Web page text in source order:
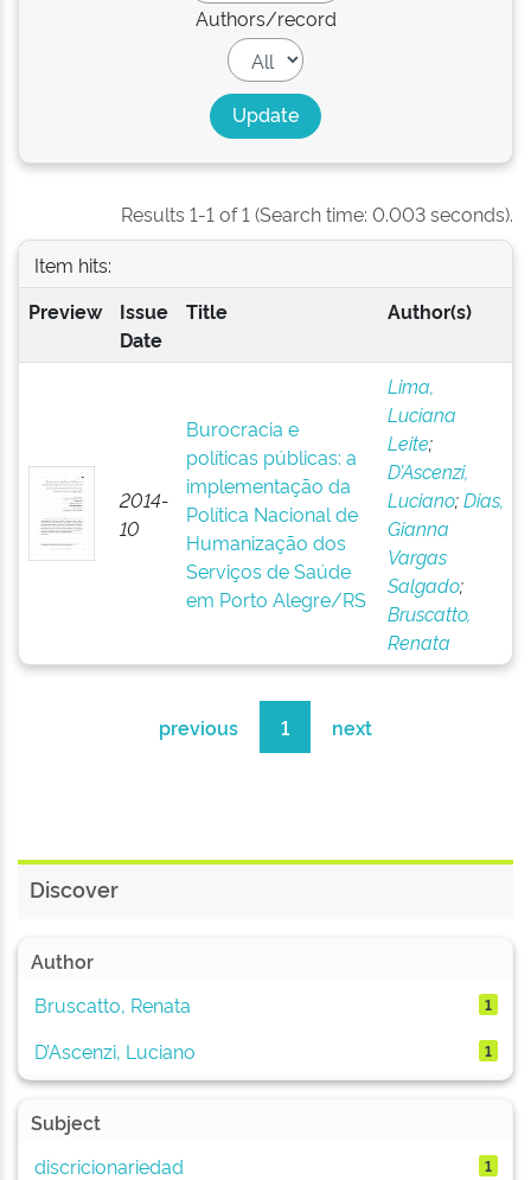
Authors/record
Results 1-1 of 1 (Search time: 0.003 seconds).
Item hits:
Preview
Issue
Date
Title Author(s)
2014-
10
Burocracia e
políticas públicas: a
implementação da
Política Nacional de
Humanização dos
Serviços de Saúde
em Porto Alegre/RS
Lima,
Luciana
Leite;
D’Ascenzi,
Luciano;Dias,
Gianna
Vargas
Salgado;
Bruscatto,
Renata
previous 1 next
Discover
Author
Bruscatto, Renata
1
D’Ascenzi, Luciano 1
Subject
discricionariedad
1